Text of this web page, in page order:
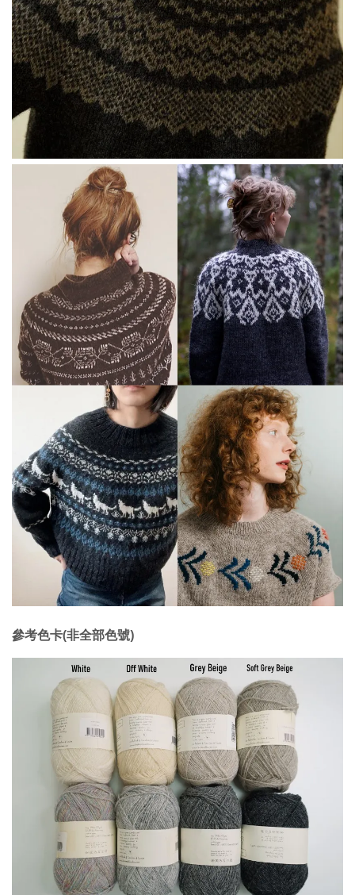
參考色卡(非全部色號)